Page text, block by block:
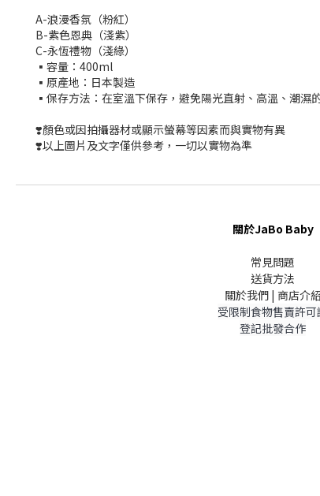
A-浪漫香氛（粉紅）
B-紫色恩典（淺紫）
C-永恆禮物（淺綠）
▪️容量：400ml
▪️原產地：日本製造
▪️保存方法：在室溫下保存，避免陽光直射、高溫、潮濕
❣️顏色或因拍攝器材或顯示螢幕等因素而與實物有異
❣️以上圖片及文字僅供參考，一切以實物為準
關於JaBo Baby
常見問題
送貨方法
關於我們 | 商店介紹
受限制食物售賣許可
登記批發合作